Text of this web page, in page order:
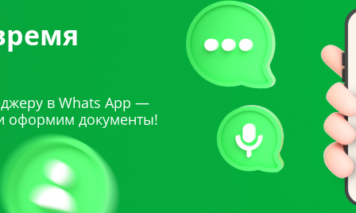
в Whats App —
оформим документы!